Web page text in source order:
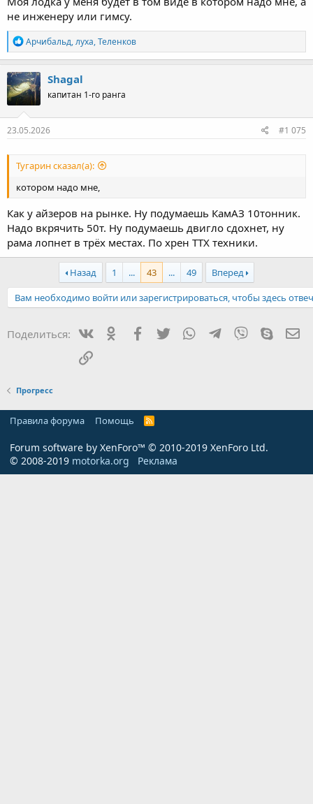
не инженеру или гимсу.
Р
е
а
к
ц
и
и
:
Арчибальд,луха,Теленков
Shagal
капитан 1-го ранга
23.05.2026 #1 075
Тугарин сказал(а):
котором надо мне,
Как у айзеров на рынке. Ну подумаешь КамАЗ 10тонник.
Надо вкрячить 50т. Ну подумаешь двигло сдохнет, ну
рама лопнет в трёх местах. По хрен ТТХ техники.
Назад 1 ... 43 ... 49
Вперед
Вам необходимо войти или зарегистрироваться, чтобы здесь
Поделиться: ВконтактеОдноклассники
Facebook
TwitterWhatsAppTelegram
Viber Skype
Ссылка
Прогресс
Правила форума Помощь
R
Forum software by XenForo™ © 2010-2019 XenForo Ltd.
© 2008-2019 motorka.org Реклама